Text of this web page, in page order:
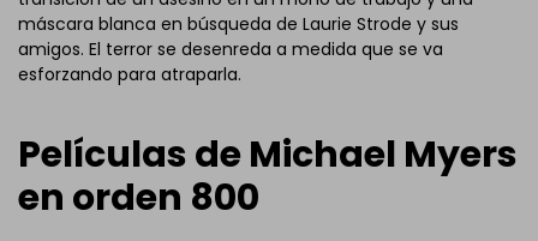
máscara blanca en búsqueda de Laurie Strode y sus
amigos. El terror se desenreda a medida que se va
esforzando para atraparla.
Películas de Michael Myers
en orden 800